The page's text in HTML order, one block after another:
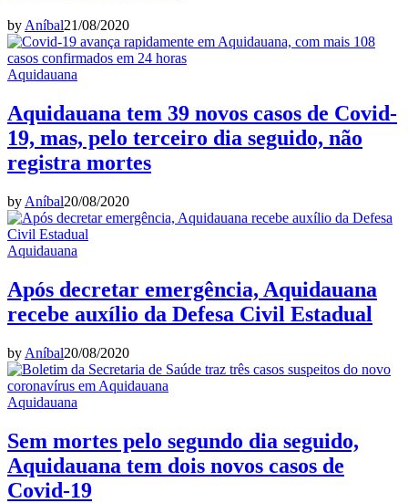
by Aníbal21/08/2020
Aquidauana
Aquidauana tem 39 novos casos de Covid-
19, mas, pelo terceiro dia seguido, não
registra mortes
by Aníbal20/08/2020
Aquidauana
Após decretar emergência, Aquidauana
recebe auxílio da Defesa Civil Estadual
by Aníbal20/08/2020
Aquidauana
Sem mortes pelo segundo dia seguido,
Aquidauana tem dois novos casos de
Covid-19